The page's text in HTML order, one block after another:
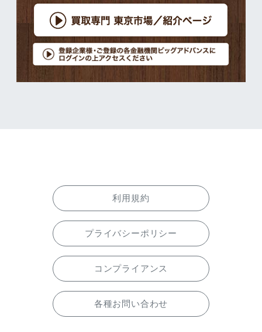
利用規約
プライバシーポリシー
コンプライアンス
各種お問い合わせ